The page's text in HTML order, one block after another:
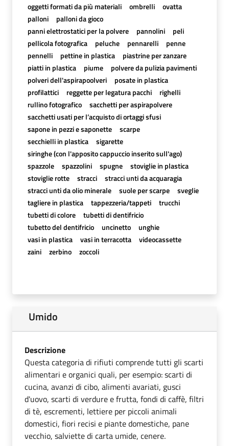
oggetti formati da più materiali
ombrelli
ovatta
palloni
palloni da gioco
panni elettrostatici per la polvere
pannolini
peli
pellicola fotografica
peluche pennarelli
penne
pennelli
pettine in plastica
piastrine per zanzare
piatti in plastica
piume
polvere da pulizia pavimenti
polveri dell'aspirapoolveri
posate in plastica
profilattici
reggette per legatura pacchi
righelli
rullino fotografico
sacchetti per aspirapolvere
sacchetti usati per l’acquisto di ortaggi sfusi
sapone in pezzi e saponette
scarpe
secchielli in plastica
sigarette
siringhe (con l'apposito cappuccio inserito sull'ago)
spazzole
spazzolini spugne
stoviglie in plastica
stoviglie rotte
stracci
stracci unti da acquaragia
stracci unti da olio minerale
suole per scarpe
sveglie
tagliere in plastica
tappezzeria/tappeti
trucchi
tubetti di colore
tubetti di dentifricio
tubetto del dentifricio
uncinetto
unghie
vasi in plastica
vasi in terracotta
videocassette
zaini
zerbino zoccoli
Umido
Descrizione
Questa categoria di rifiuti comprende tutti gli scarti
alimentari e organici quali, per esempio: scarti di
cucina, avanzi di cibo, alimenti avariati, gusci
d'uovo, scarti di verdure e frutta, fondi di caffè, filtri
di tè, escrementi, lettiere per piccoli animali
domestici, fiori recisi e piante domestiche, pane
vecchio, salviette di carta umide, cenere.